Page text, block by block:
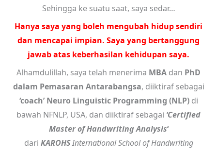
Sehingga ke suatu saat, saya sedar…
Hanya saya yang boleh mengubah hidup sendiri
dan mencapai impian. Saya yang bertanggung
jawab atas keberhasilan kehidupan saya.
Alhamdulillah, saya telah menerima MBA dan PhD
dalam Pemasaran Antarabangsa, diiktiraf sebagai
‘coach’ Neuro Linguistic Programming (NLP)di
bawah NFNLP, USA, dan diiktiraf sebagai ‘Certified
Master of Handwriting Analysis‘
dari KAROHSInternational School of Handwriting